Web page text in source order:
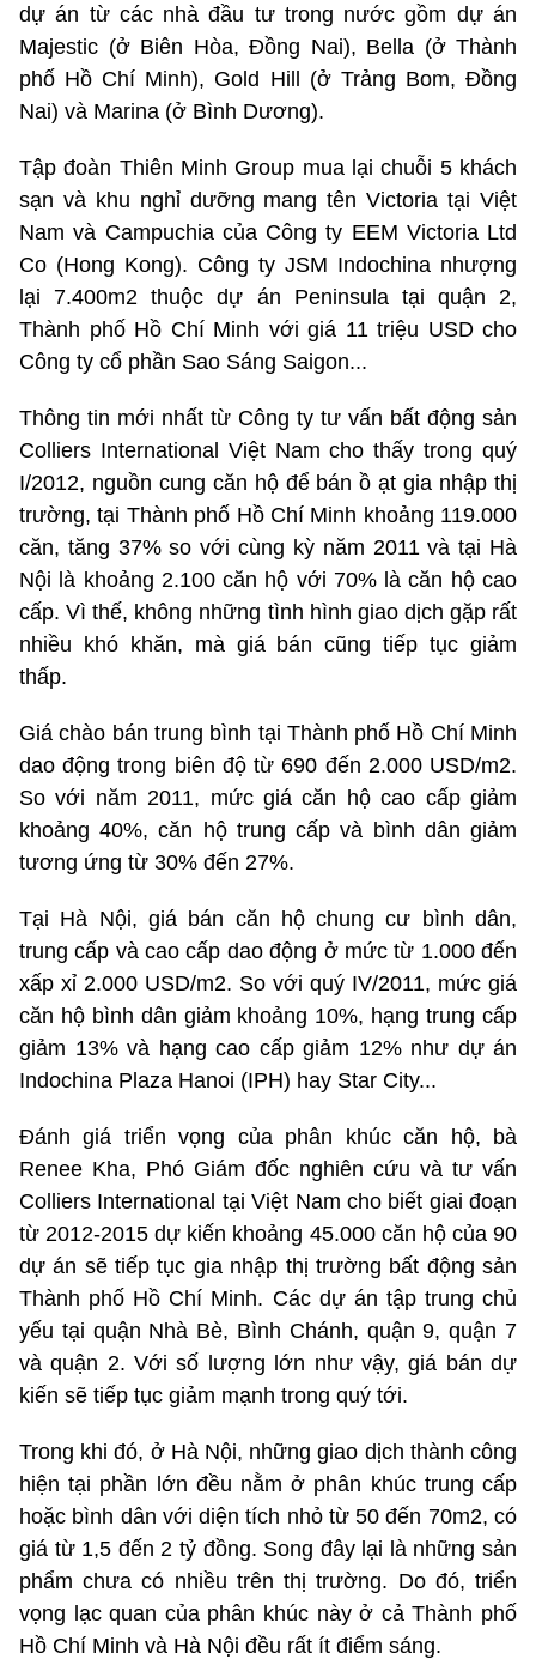
dự án từ các nhà đầu tư trong nước gồm dự án
Majestic (ở Biên Hòa, Đồng Nai), Bella (ở Thành
phố Hồ Chí Minh), Gold Hill (ở Trảng Bom, Đồng
Nai) và Marina (ở Bình Dương).
Tập đoàn Thiên Minh Group mua lại chuỗi 5 khách
sạn và khu nghỉ dưỡng mang tên Victoria tại Việt
Nam và Campuchia của Công ty EEM Victoria Ltd
Co (Hong Kong). Công ty JSM Indochina nhượng
lại 7.400m2 thuộc dự án Peninsula tại quận 2,
Thành phố Hồ Chí Minh với giá 11 triệu USD cho
Công ty cổ phần Sao Sáng Saigon...
Thông tin mới nhất từ Công ty tư vấn bất động sản
Colliers International Việt Nam cho thấy trong quý
I/2012, nguồn cung căn hộ để bán ồ ạt gia nhập thị
trường, tại Thành phố Hồ Chí Minh khoảng 119.000
căn, tăng 37% so với cùng kỳ năm 2011 và tại Hà
Nội là khoảng 2.100 căn hộ với 70% là căn hộ cao
cấp. Vì thế, không những tình hình giao dịch gặp rất
nhiều khó khăn, mà giá bán cũng tiếp tục giảm
thấp.
Giá chào bán trung bình tại Thành phố Hồ Chí Minh
dao động trong biên độ từ 690 đến 2.000 USD/m2.
So với năm 2011, mức giá căn hộ cao cấp giảm
khoảng 40%, căn hộ trung cấp và bình dân giảm
tương ứng từ 30% đến 27%.
Tại Hà Nội, giá bán căn hộ chung cư bình dân,
trung cấp và cao cấp dao động ở mức từ 1.000 đến
xấp xỉ 2.000 USD/m2. So với quý IV/2011, mức giá
căn hộ bình dân giảm khoảng 10%, hạng trung cấp
giảm 13% và hạng cao cấp giảm 12% như dự án
Indochina Plaza Hanoi (IPH) hay Star City...
Đánh giá triển vọng của phân khúc căn hộ, bà
Renee Kha, Phó Giám đốc nghiên cứu và tư vấn
Colliers International tại Việt Nam cho biết giai đoạn
từ 2012-2015 dự kiến khoảng 45.000 căn hộ của 90
dự án sẽ tiếp tục gia nhập thị trường bất động sản
Thành phố Hồ Chí Minh. Các dự án tập trung chủ
yếu tại quận Nhà Bè, Bình Chánh, quận 9, quận 7
và quận 2. Với số lượng lớn như vậy, giá bán dự
kiến sẽ tiếp tục giảm mạnh trong quý tới.
Trong khi đó, ở Hà Nội, những giao dịch thành công
hiện tại phần lớn đều nằm ở phân khúc trung cấp
hoặc bình dân với diện tích nhỏ từ 50 đến 70m2, có
giá từ 1,5 đến 2 tỷ đồng. Song đây lại là những sản
phẩm chưa có nhiều trên thị trường. Do đó, triển
vọng lạc quan của phân khúc này ở cả Thành phố
Hồ Chí Minh và Hà Nội đều rất ít điểm sáng.